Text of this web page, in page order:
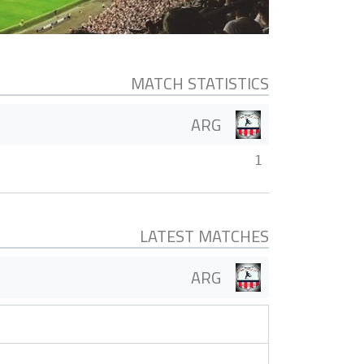
MATCH STATISTICS
ARG
1
LATEST MATCHES
ARG